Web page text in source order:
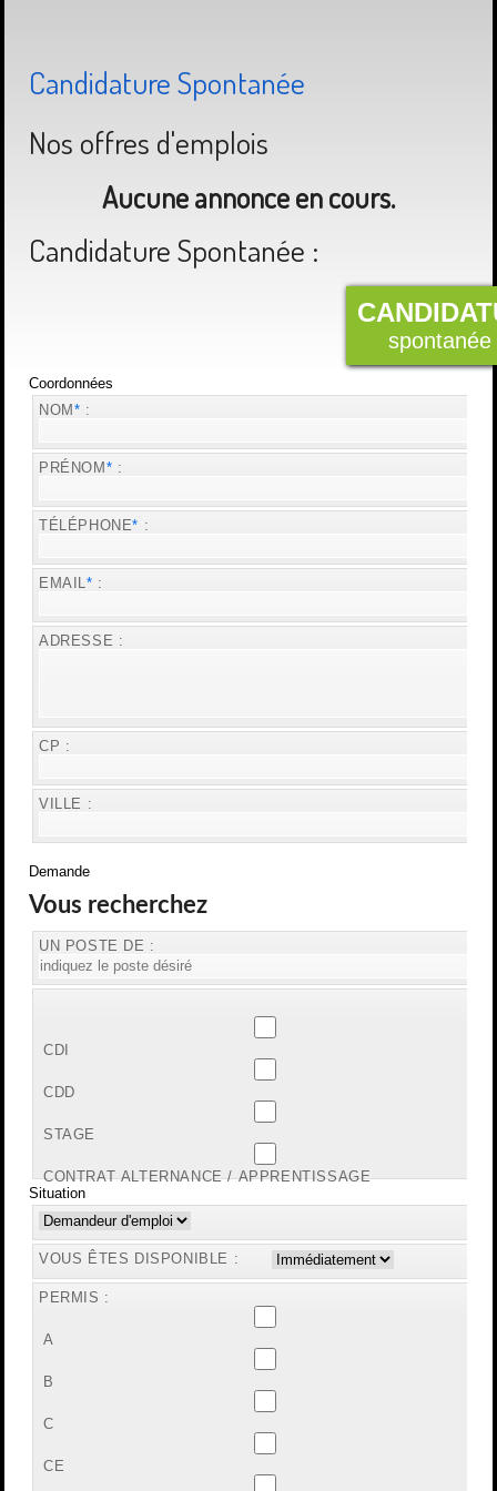
Candidature Spontanée
Nos offres d'emplois
Aucune annonce en cours.
Candidature Spontanée :
spontanée